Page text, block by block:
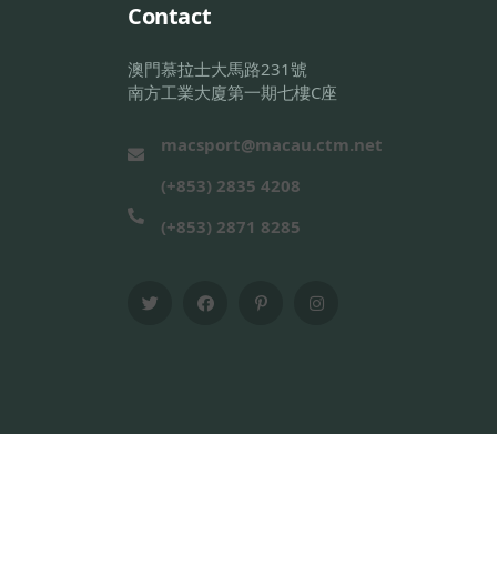
Contact
澳門慕拉士大馬路231號
南方工業大廈第一期七樓C座
macsport@macau.ctm.net
(+853) 2835 4208
(+853) 2871 8285